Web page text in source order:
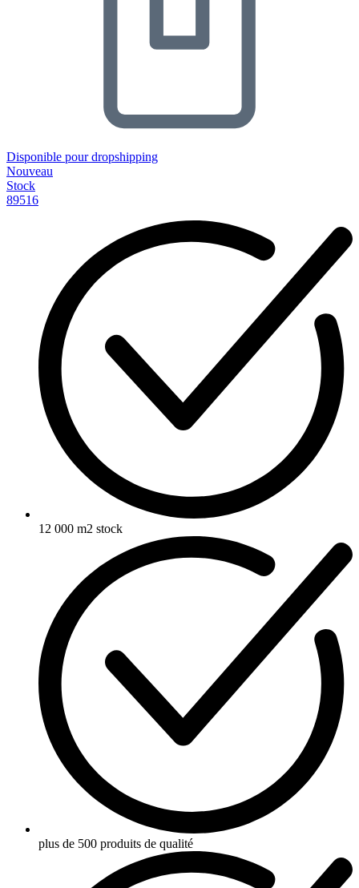
Disponible pour dropshipping
Nouveau
Stock
89516
12 000 m2 stock
plus de 500 produits de qualité